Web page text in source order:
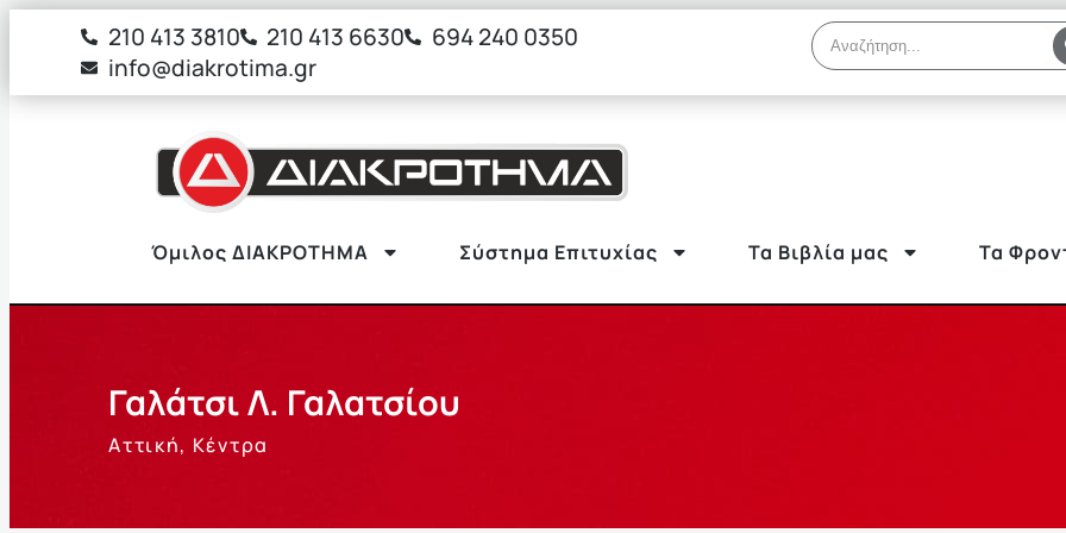
στο
περιεχόμενο210 413 3810 210 413 6630
694 240 0350
info@diakrotima.gr
Όμιλος ΔΙΑΚΡΟΤΗΜΑ Σύστημα Επιτυχίας Τα Βιβλία μας Τα
Γαλάτσι Λ. Γαλατσίου
Αττική, Κέντρα